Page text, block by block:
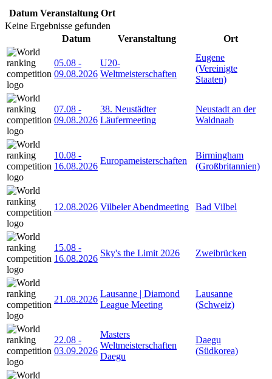
Datum Veranstaltung Ort
Keine Ergebnisse gefunden
Datum
Veranstaltung Ort
05.08 -
09.08.2026
U20-
Weltmeisterschaften
Eugene
(Vereinigte
Staaten)
07.08 -
09.08.2026
38. Neustädter
Läufermeeting
Neustadt an der
Waldnaab
10.08 -
16.08.2026
Europameisterschaften
Birmingham
(Großbritannien)
12.08.2026 Vilbeler Abendmeeting Bad Vilbel
15.08 -
16.08.2026
Sky's the Limit 2026 Zweibrücken
21.08.2026
Lausanne | Diamond
League Meeting
Lausanne
(Schweiz)
22.08 -
03.09.2026
Masters
Weltmeisterschaften
Daegu
Daegu
(Südkorea)